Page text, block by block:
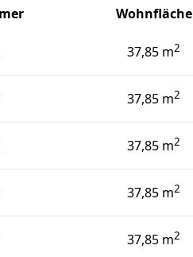
Wohnfläche
37,85 m2
37,85 m2
37,85 m2
37,85 m2
37,85 m2